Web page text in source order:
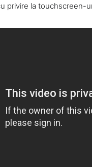
privire la touchscreen-